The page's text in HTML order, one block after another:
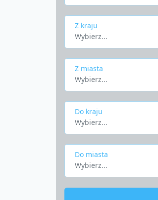
Z kraju
Wybierz...
Z miasta
Wybierz...
Do kraju
Wybierz...
Do miasta
Wybierz...